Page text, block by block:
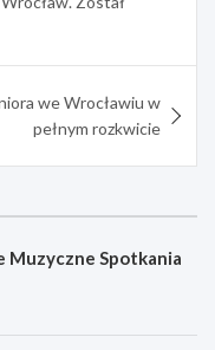
we Wrocławiu w
pełnym rozkwicie
Muzyczne Spotkania